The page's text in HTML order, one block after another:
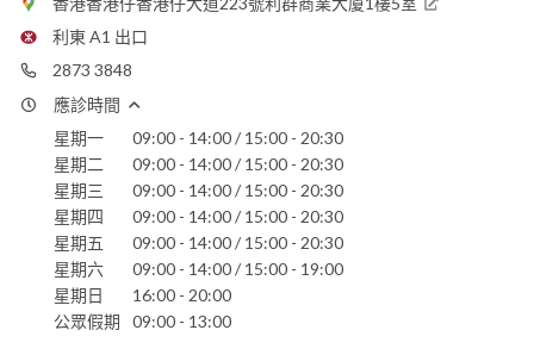
利東 A1 出口
2873 3848
應診時間
星期一
09:00 - 14:00 / 15:00 - 20:30
星期二
09:00 - 14:00 / 15:00 - 20:30
星期三
09:00 - 14:00 / 15:00 - 20:30
星期四
09:00 - 14:00 / 15:00 - 20:30
星期五
09:00 - 14:00 / 15:00 - 20:30
星期六
09:00 - 14:00 / 15:00 - 19:00
星期日
16:00 - 20:00
公眾假期
09:00 - 13:00